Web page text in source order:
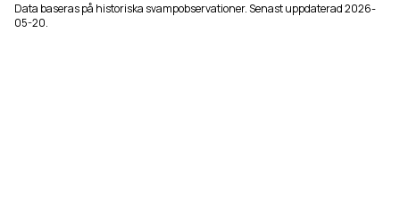
Data baseras på historiska svampobservationer. Senast uppdaterad2026-
05-20.